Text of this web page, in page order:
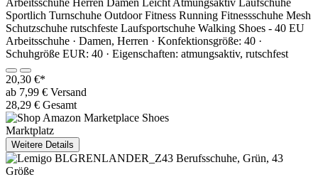
Arbeitsschuhe Herren Damen Leicht Atmungsaktiv Laufschuhe
Sportlich Turnschuhe Outdoor Fitness Running Fitnessschuhe Mesh
Schutzschuhe rutschfeste Laufsportschuhe Walking Shoes - 40 EU
Arbeitsschuhe · Damen, Herren · Konfektionsgröße: 40 ·
Schuhgröße EUR: 40 · Eigenschaften: atmungsaktiv, rutschfest
20,30 €*
ab 7,99 € Versand
28,29 € Gesamt
Marktplatz
Weitere Details